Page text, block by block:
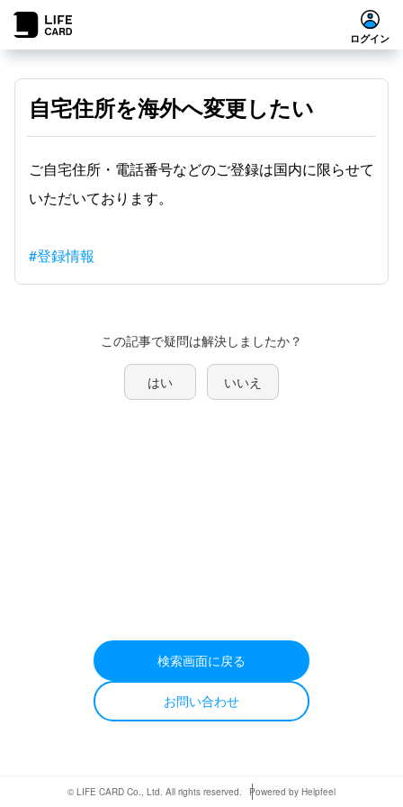
ログイン
自宅住所を海外へ変更したい
ご自宅住所・電話番号などのご登録は国内に限らせて
いただいております。
#登録情報
この記事で疑問は解決しましたか？
はい いいえ
検索画面に戻る
お問い合わせ
© LIFE CARD Co., Ltd. All rights reserved. Powered by Helpfeel